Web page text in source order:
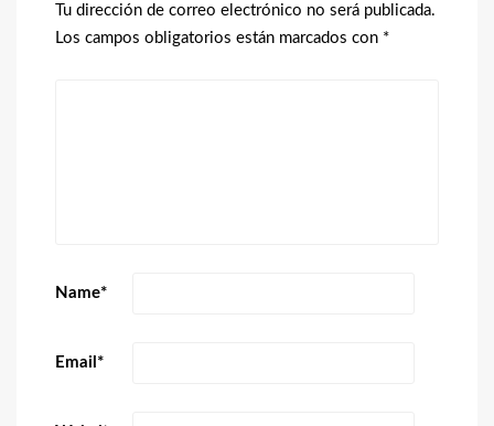
Tu dirección de correo electrónico no será publicada.
Los campos obligatorios están marcados con *
Name*
Email *